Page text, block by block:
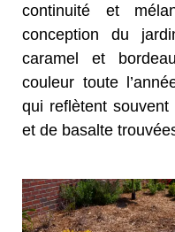
continuité et
conception du
caramel et
couleur toute
qui reflètent souvent
et de basalte